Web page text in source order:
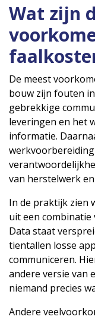
Wat zijn
De meest
bouw zijn fouten
gebrekkige
leveringen en het
informatie.
van herstelwerk
In de praktijk zien
uit een
Data staat
tientallen losse
communiceren.
andere versie van
niemand precies
Andere